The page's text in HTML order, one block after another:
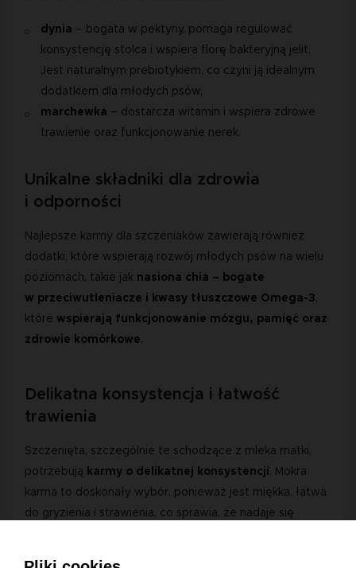
dynia – bogata w pektyny, pomaga regulować
konsystencję stolca i wspiera florę bakteryjną jelit.
Jest naturalnym prebiotykiem, co czyni ją idealnym
dodatkiem dla młodych psów,
marchewka – dostarcza witamin i wspiera zdrowe
trawienie oraz funkcjonowanie nerek.
Unikalne składniki dla zdrowia
i odporności
Najlepsze karmy dla szczeniaków zawierają również
dodatki, które wspierają rozwój młodych psów na wielu
poziomach, takie jak nasiona chia – bogate
w przeciwutleniacze i kwasy tłuszczowe Omega-3,
które wspierają funkcjonowanie mózgu, pamięć oraz
zdrowie komórkowe.
Delikatna konsystencja i łatwość
trawienia
Szczenięta, szczególnie te schodzące z mleka matki,
potrzebują karmy o delikatnej konsystencji. Mokra
karma to doskonały wybór, ponieważ jest miękka, łatwa
do gryzienia i strawienia, co sprawia, że nadaje się